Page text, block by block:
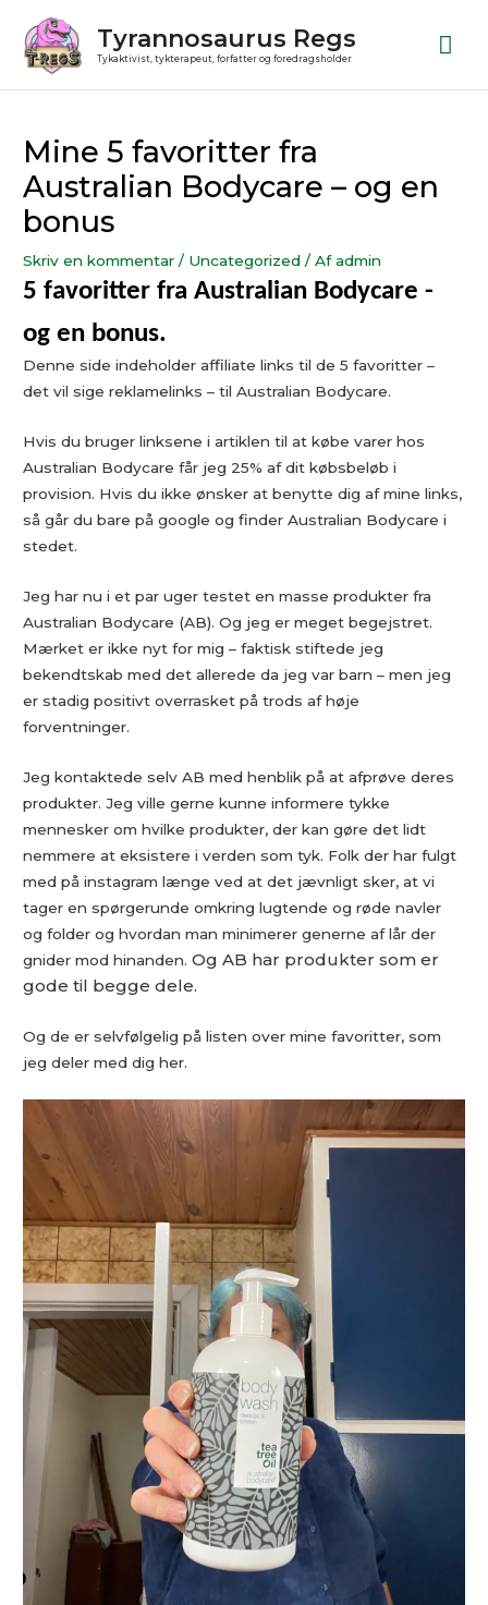
indholdet
Tyrannosaurus Regs
Tykaktivist, tykterapeut, forfatter og foredragsholder
Mine 5 favoritter fra
Australian Bodycare – og en
bonus
Skriv en kommentar / Uncategorized / Afadmin
5 favoritter fra Australian Bodycare -
og en bonus.
Denne side indeholder affiliate links til de 5 favoritter –
det vil sige reklamelinks – til Australian Bodycare.
Hvis du bruger linksene i artiklen til at købe varer hos
Australian Bodycare får jeg 25% af dit købsbeløb i
provision. Hvis du ikke ønsker at benytte dig af mine links,
så går du bare på google og finder Australian Bodycare i
stedet.
Jeg har nu i et par uger testet en masse produkter fra
Australian Bodycare (AB). Og jeg er meget begejstret.
Mærket er ikke nyt for mig – faktisk stiftede jeg
bekendtskab med det allerede da jeg var barn – men jeg
er stadig positivt overrasket på trods af høje
forventninger.
Jeg kontaktede selv AB med henblik på at afprøve deres
produkter. Jeg ville gerne kunne informere tykke
mennesker om hvilke produkter, der kan gøre det lidt
nemmere at eksistere i verden som tyk. Folk der har fulgt
med på instagram længe ved at det jævnligt sker, at vi
tager en spørgerunde omkring lugtende og røde navler
og folder og hvordan man minimerer generne af lår der
gnider mod hinanden.Og AB har produkter som er
gode til begge dele.
Og de er selvfølgelig på listen over mine favoritter, som
jeg deler med dig her.